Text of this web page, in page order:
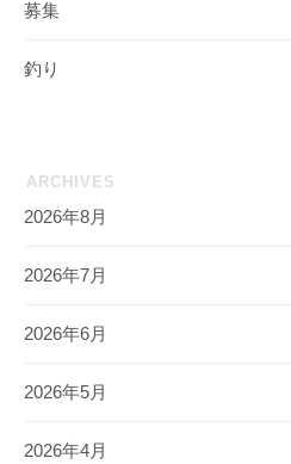
募集
釣り
ARCHIVES
2026年8月
2026年7月
2026年6月
2026年5月
2026年4月